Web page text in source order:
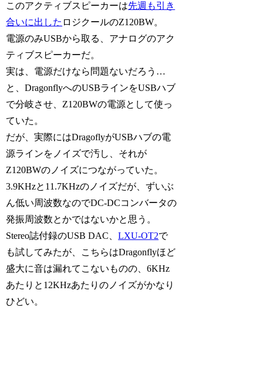
このアクティブスピーカーは先週も引き
合いに出した ロジクールのZ120BW。
電源のみUSBから取る、アナログのアク
ティブスピーカーだ。
実は、電源だけなら問題ないだろう…
と、DragonflyへのUSBラインをUSBハブ
で分岐させ、Z120BWの電源として使っ
ていた。
だが、実際にはDragoflyがUSBハブの電
源ラインをノイズで汚し、それが
Z120BWのノイズにつながっていた。
3.9KHzと11.7KHzのノイズだが、ずいぶ
ん低い周波数なのでDC-DCコンバータの
発振周波数とかではないかと思う。
Stereo誌付録のUSB DAC、LXU-OT2で
も試してみたが、こちらはDragonflyほど
盛大に音は漏れてこないものの、6KHz
あたりと12KHzあたりのノイズがかなり
ひどい。